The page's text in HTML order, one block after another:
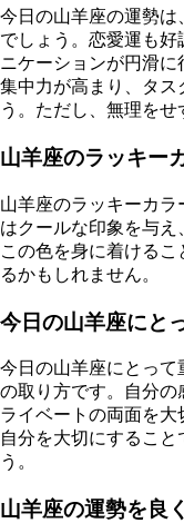
今日の山羊座の運勢は
でしょう。恋愛運も
ニケーションが円滑に
集中力が高まり、タス
う。ただし、無理をせ
山羊座のラッキー
山羊座のラッキーカ
はクールな印象を与え
この色を身に着ける
るかもしれません。
今日の山羊座にと
今日の山羊座にとって
の取り方です。自分
ライベートの両面を大
自分を大切にするこ
う。
山羊座の運勢を良